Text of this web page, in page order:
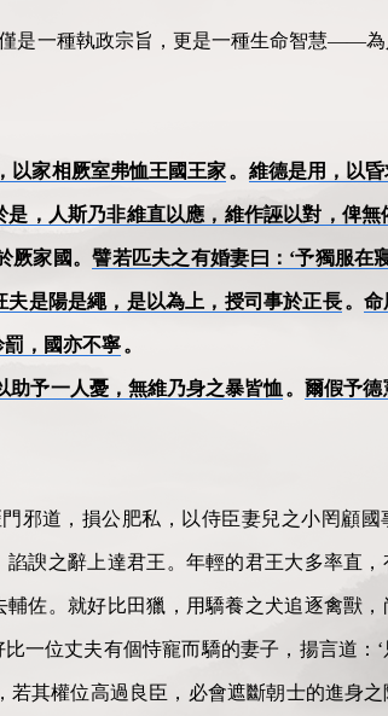
是一種執政宗旨，更是一種生命智慧——
以家相厥室弗恤王國王家。 維德是用，以
是，人斯乃非維直以應，維作誣以對，俾無
厥家國。譬若匹夫之有婚妻曰：‘予獨服在
夫是陽是繩，是以為上，授司事於正長。命
，國亦不寧。
助予一人憂，無維乃身之暴皆恤 。爾假予德
邪道，損公肥私，以侍臣妻兒之小罔顧國
諛之辭上達君王。年輕的君王大多率直
佐。就好比田獵，用驕養之犬追逐禽獸
一位丈夫有個恃寵而驕的妻子，揚言道：
其權位高過良臣，必會遮斷朝士的進身